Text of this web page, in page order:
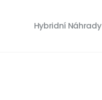
Hybridní Náhrady